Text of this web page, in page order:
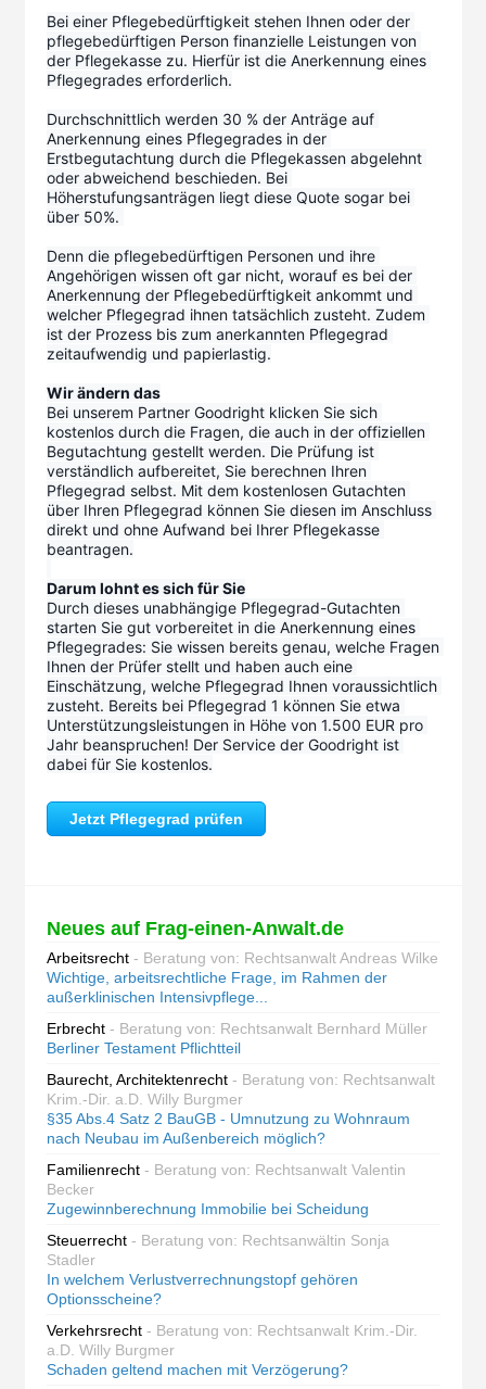
Bei einer Pflegebedürftigkeit stehen Ihnen oder der
pflegebedürftigen Person finanzielle Leistungen von
der Pflegekasse zu. Hierfür ist die Anerkennung eines
Pflegegrades erforderlich.
Durchschnittlich werden 30 % der Anträge auf
Anerkennung eines Pflegegrades in der
Erstbegutachtung durch die Pflegekassen abgelehnt
oder abweichend beschieden. Bei
Höherstufungsanträgen liegt diese Quote sogar bei
über 50%.
Denn die pflegebedürftigen Personen und ihre
Angehörigen wissen oft gar nicht, worauf es bei der
Anerkennung der Pflegebedürftigkeit ankommt und
welcher Pflegegrad ihnen tatsächlich zusteht. Zudem
ist der Prozess bis zum anerkannten Pflegegrad
zeitaufwendig und papierlastig.
Wir ändern das
Bei unserem Partner Goodright klicken Sie sich
kostenlos durch die Fragen, die auch in der offiziellen
Begutachtung gestellt werden. Die Prüfung ist
verständlich aufbereitet, Sie berechnen Ihren
Pflegegrad selbst. Mit dem kostenlosen Gutachten
über Ihren Pflegegrad können Sie diesen im Anschluss
direkt und ohne Aufwand bei Ihrer Pflegekasse
beantragen.
Darum lohnt es sich für Sie
Durch dieses unabhängige Pflegegrad-Gutachten
starten Sie gut vorbereitet in die Anerkennung eines
Pflegegrades: Sie wissen bereits genau, welche Fragen
Ihnen der Prüfer stellt und haben auch eine
Einschätzung, welche Pflegegrad Ihnen voraussichtlich
zusteht. Bereits bei Pflegegrad 1 können Sie etwa
Unterstützungsleistungen in Höhe von 1.500 EUR pro
Jahr beanspruchen! Der Service der Goodright ist
dabei für Sie kostenlos.
Jetzt Pflegegrad prüfen
Neues auf Frag-einen-Anwalt.de
Arbeitsrecht - Beratung von: Rechtsanwalt Andreas Wilke
Wichtige, arbeitsrechtliche Frage, im Rahmen der
außerklinischen Intensivpflege...
Erbrecht - Beratung von: Rechtsanwalt Bernhard Müller
Berliner Testament Pflichtteil
Baurecht, Architektenrecht - Beratung von: Rechtsanwalt
Krim.-Dir. a.D. Willy Burgmer
§35 Abs.4 Satz 2 BauGB - Umnutzung zu Wohnraum
nach Neubau im Außenbereich möglich?
Familienrecht - Beratung von: Rechtsanwalt Valentin
Becker
Zugewinnberechnung Immobilie bei Scheidung
Steuerrecht - Beratung von: Rechtsanwältin Sonja
Stadler
In welchem Verlustverrechnungstopf gehören
Optionsscheine?
Verkehrsrecht - Beratung von: Rechtsanwalt Krim.-Dir.
a.D. Willy Burgmer
Schaden geltend machen mit Verzögerung?